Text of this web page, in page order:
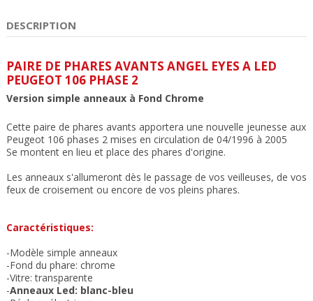
DESCRIPTION
PAIRE DE PHARES AVANTS ANGEL EYES A LED
PEUGEOT 106 PHASE 2
Version simple anneaux à Fond Chrome
Cette paire de phares avants apportera une nouvelle jeunesse aux
Peugeot 106 phases 2 mises en circulation de 04/1996 à 2005
Se montent en lieu et place des phares d'origine.
Les anneaux s'allumeront dès le passage de vos veilleuses, de vos
feux de croisement ou encore de vos pleins phares.
Caractéristiques:
-Modèle simple anneaux
-Fond du phare: chrome
-Vitre: transparente
-Anneaux Led: blanc-bleu